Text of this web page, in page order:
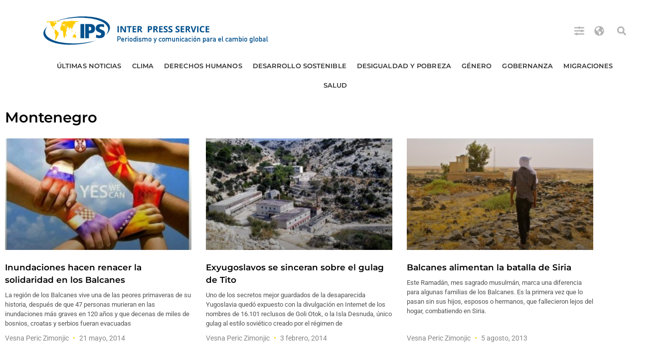
ÚLTIMAS NOTICIAS CLIMA DERECHOS HUMANOS DESARROLLO SOSTENIBLE DESIGUALDAD Y POBREZA GÉNERO GOBERNANZA MIGRACIONES
SALUD
Montenegro
Inundaciones hacen renacer la
solidaridad en los Balcanes
La región de los Balcanes vive una de las peores primaveras de su
historia, después de que 47 personas murieran en las
inundaciones más graves en 120 años y que decenas de miles de
bosnios, croatas y serbios fueran evacuadas
Vesna Peric Zimonjic 21 mayo, 2014
Exyugoslavos se sinceran sobre el gulag
de Tito
Uno de los secretos mejor guardados de la desaparecida
Yugoslavia quedó expuesto con la divulgación en Internet de los
nombres de 16.101 reclusos de Goli Otok, o la Isla Desnuda, único
gulag al estilo soviético creado por el régimen de
Vesna Peric Zimonjic 3 febrero, 2014
Balcanes alimentan la batalla de Siria
Este Ramadán, mes sagrado musulmán, marca una diferencia
para algunas familias de los Balcanes. Es la primera vez que lo
pasan sin sus hijos, esposos o hermanos, que fallecieron lejos del
hogar, combatiendo en Siria.
Vesna Peric Zimonjic 5 agosto, 2013